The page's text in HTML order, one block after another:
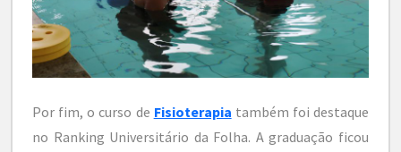
Por fim, o curso de Fisioterapia também foi destaque
no Ranking Universitário da Folha. A graduação ficou